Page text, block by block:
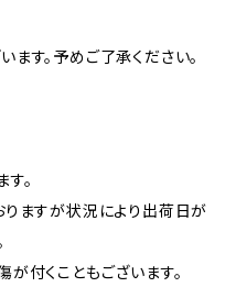
す。予めご了承ください。
。
りますが状況により出荷日が
付くこともございます。